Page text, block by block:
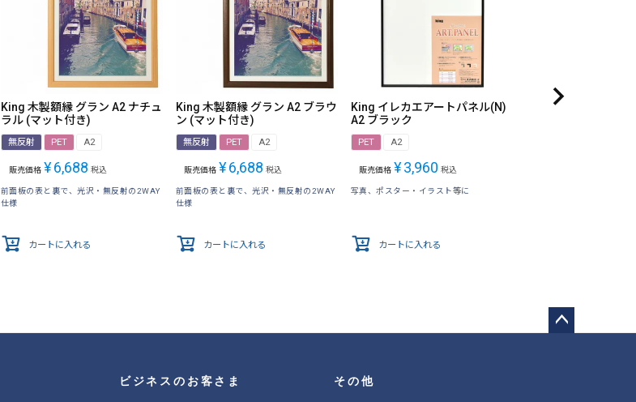
King 木製額縁 グラン A2 ナチュ
ラル (マット付き)
無反射 PET A2
販売価格 ¥6,688 税込
前面板の表と裏で、光沢・無反射の2WAY
仕様
カートに入れる
King 木製額縁 グラン A2 ブラウ
ン (マット付き)
無反射 PET A2
販売価格 ¥6,688 税込
前面板の表と裏で、光沢・無反射の2WAY
仕様
カートに入れる
King イレカエアートパネル(N)
A2 ブラック
PET A2
販売価格 ¥3,960 税込
写真、ポスター・イラスト等に
カートに入れる
ビジネスのお客さま その他